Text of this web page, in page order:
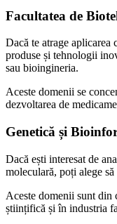
Facultatea de
Dacă te atrage
produse și tehnologii
sau bioingineria.
Aceste domenii se
dezvoltarea de
Genetică și
Dacă ești interesat de
moleculară, poți alege
Aceste domenii sunt din
științifică și în industria